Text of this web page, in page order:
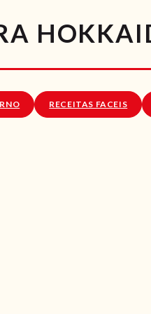
RECEITAS FACEIS